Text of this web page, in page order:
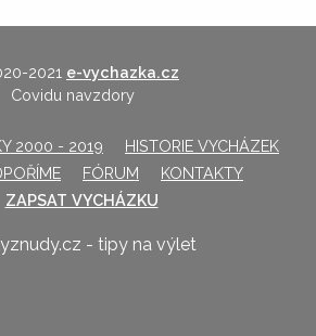
2021 e-vychazka.cz
Covidu navzdory
2000 - 2019
HISTORIE VYCHÁZEK
FÓRUM
KONTAKTY
ZAPSAT VYCHÁZKU